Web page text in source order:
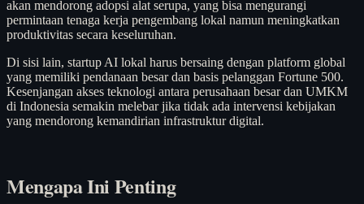
akan mendorong adopsi alat serupa, yang bisa mengurangi
permintaan tenaga kerja pengembang lokal namun meningkatkan
produktivitas secara keseluruhan.
Di sisi lain, startup AI lokal harus bersaing dengan platform global
yang memiliki pendanaan besar dan basis pelanggan Fortune 500.
Kesenjangan akses teknologi antara perusahaan besar dan UMKM
di Indonesia semakin melebar jika tidak ada intervensi kebijakan
yang mendorong kemandirian infrastruktur digital.
Mengapa Ini Penting